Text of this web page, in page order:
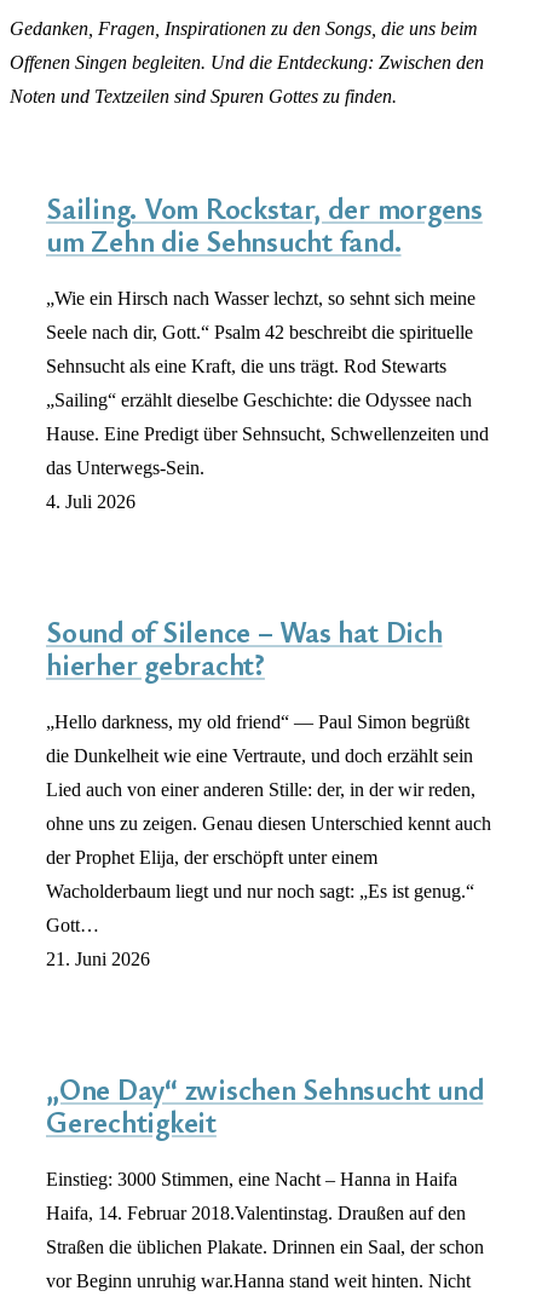
Gedanken, Fragen, Inspirationen zu den Songs, die uns beim
Offenen Singen begleiten. Und die Entdeckung: Zwischen den
Noten und Textzeilen sind Spuren Gottes zu finden.
Sailing. Vom Rockstar, der morgens
um Zehn die Sehnsucht fand.
„Wie ein Hirsch nach Wasser lechzt, so sehnt sich meine
Seele nach dir, Gott.“ Psalm 42 beschreibt die spirituelle
Sehnsucht als eine Kraft, die uns trägt. Rod Stewarts
„Sailing“ erzählt dieselbe Geschichte: die Odyssee nach
Hause. Eine Predigt über Sehnsucht, Schwellenzeiten und
das Unterwegs-Sein.
4. Juli 2026
Sound of Silence – Was hat Dich
hierher gebracht?
„Hello darkness, my old friend“ — Paul Simon begrüßt
die Dunkelheit wie eine Vertraute, und doch erzählt sein
Lied auch von einer anderen Stille: der, in der wir reden,
ohne uns zu zeigen. Genau diesen Unterschied kennt auch
der Prophet Elija, der erschöpft unter einem
Wacholderbaum liegt und nur noch sagt: „Es ist genug.“
Gott…
21. Juni 2026
„One Day“ zwischen Sehnsucht und
Gerechtigkeit
Einstieg: 3000 Stimmen, eine Nacht – Hanna in Haifa
Haifa, 14. Februar 2018.Valentinstag. Draußen auf den
Straßen die üblichen Plakate. Drinnen ein Saal, der schon
vor Beginn unruhig war.Hanna stand weit hinten. Nicht